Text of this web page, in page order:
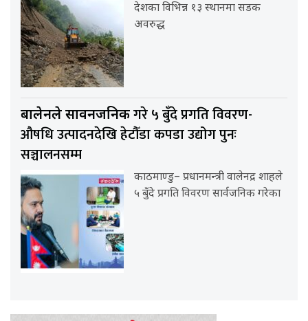
देशका विभिन्न १३ स्थानमा सडक
अवरुद्ध
बालेनले सार्वनजनिकगरे ५ बुँदे प्रगति विवरण-
औषधि उत्पादनदेखि हेटौँडा कपडा उद्योग पुनः
सञ्चालनसम्म
काठमाण्डु– प्रधानमन्त्री वालेनद्र शाहले
५ बुँदे प्रगति विवरण सार्वजनिक गरेका